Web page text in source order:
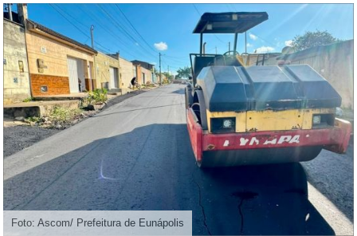
Foto: Ascom/ Prefeitura de Eunápolis